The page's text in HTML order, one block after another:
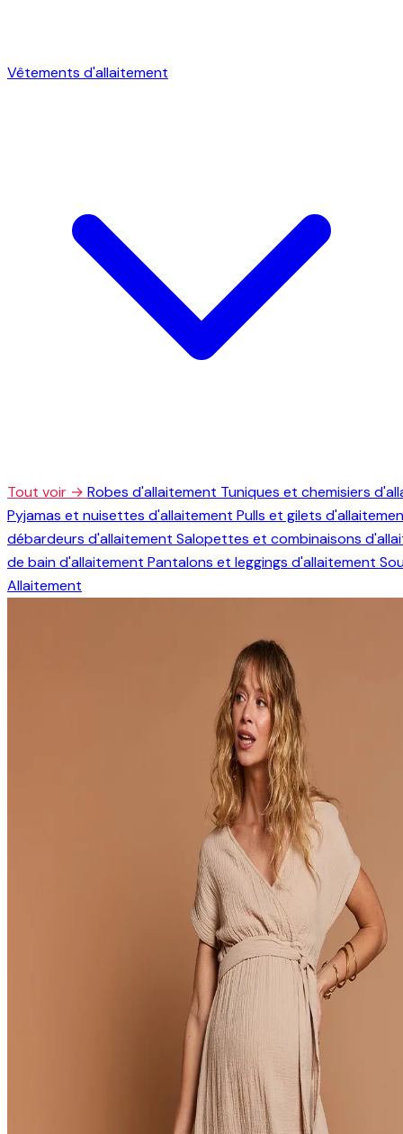
Vêtements d'allaitement
Tout voir → Robes d'allaitement Tuniques et chemisiers
Pyjamas et nuisettes d'allaitement Pulls et gilets
débardeurs d'allaitement Salopettes et combinaisons
de bain d'allaitement Pantalons et leggings d'allaitement
Allaitement